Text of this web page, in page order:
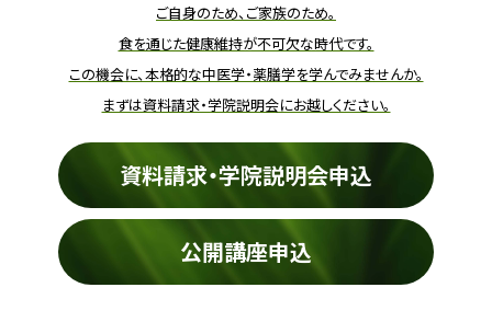
ご自身のため、ご家族のため。
食を通じた健康維持が不可欠な時代です。
この機会に、本格的な中医学・薬膳学を学んでみませんか。
まずは資料請求・学院説明会にお越しください。
資料請求・学院説明会申込
公開講座申込